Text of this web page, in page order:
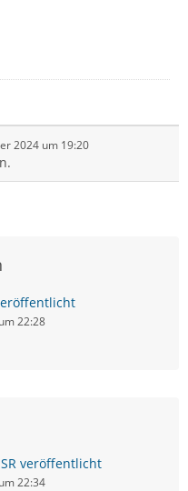
2024 um 19:20
22:28
veröffentlicht
22:34